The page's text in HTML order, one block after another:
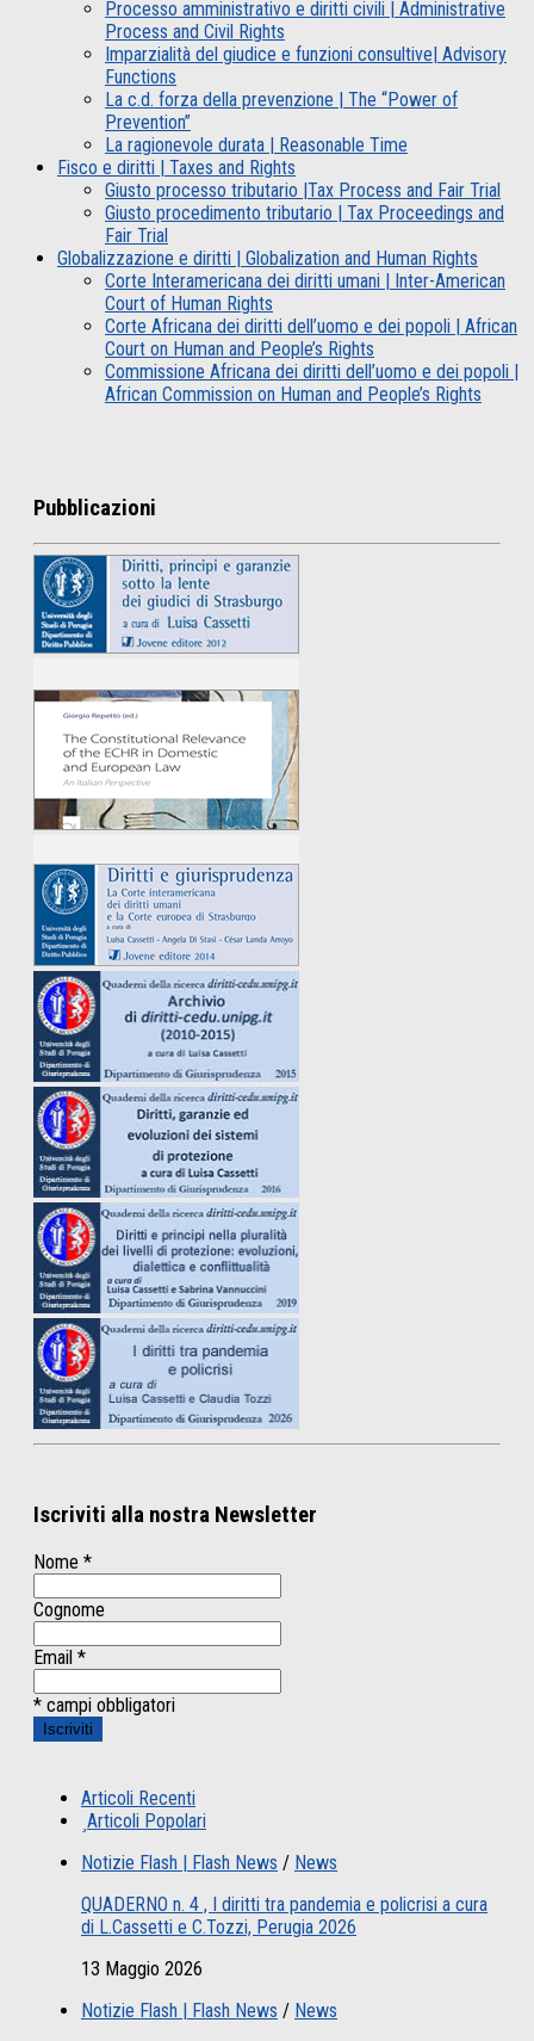
Processo amministrativo e diritti civili | Administrative
Process and Civil Rights
Imparzialità del giudice e funzioni consultive| Advisory
Functions
La c.d. forza della prevenzione | The “Power of
Prevention”
La ragionevole durata | Reasonable Time
Fisco e diritti | Taxes and Rights
Giusto processo tributario |Tax Process and Fair Trial
Giusto procedimento tributario | Tax Proceedings and
Fair Trial
Globalizzazione e diritti | Globalization and Human Rights
Corte Interamericana dei diritti umani | Inter-American
Court of Human Rights
Corte Africana dei diritti dell’uomo e dei popoli | African
Court on Human and People’s Rights
Commissione Africana dei diritti dell’uomo e dei popoli |
African Commission on Human and People’s Rights
Pubblicazioni
Iscriviti alla nostra Newsletter
Nome *
Cognome
Email *
* campi obbligatori
Articoli Recenti
Articoli Popolari
Notizie Flash | Flash News / News
QUADERNO n. 4 , I diritti tra pandemia e policrisi a cura
di L.Cassetti e C.Tozzi, Perugia 2026
13 Maggio 2026
Notizie Flash | Flash News / News